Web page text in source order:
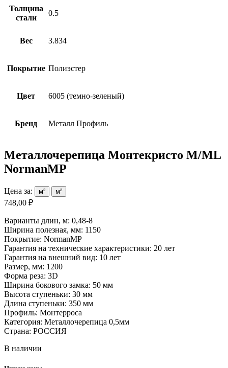
Толщина
стали
0.5
Вес 3.834
Покрытие Полиэстер
Цвет 6005 (темно-зеленый)
Бренд Металл Профиль
Металлочерепица Монтекристо M/ML
NormanMP
Цена за: м² м²
748,00 ₽
Варианты длин, м: 0,48-8
Ширина полезная, мм: 1150
Покрытие: NormanMP
Гарантия на технические характеристики: 20 лет
Гарантия на внешний вид: 10 лет
Размер, мм: 1200
Форма реза: 3D
Ширина бокового замка: 50 мм
Высота ступеньки: 30 мм
Длина ступеньки: 350 мм
Профиль: Монтерроса
Категория: Металлочерепица 0,5мм
Страна: РОССИЯ
В наличии